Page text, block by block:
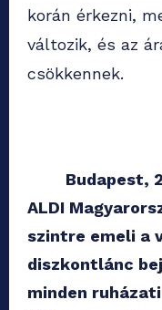
korán érkezni,
változik, és az
csökkennek.
Budapest,
ALDI
szintre emeli a
diszkontlánc
minden